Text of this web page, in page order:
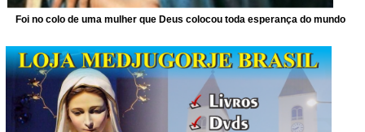
Foi no colo de uma mulher que Deus colocou toda esperança do mundo